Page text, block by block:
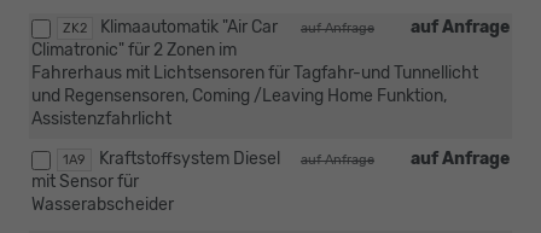
ZK2 auf Anfrage
auf Anfrage
Klimaautomatik "Air Car
Climatronic" für 2 Zonen im
Fahrerhaus mit Lichtsensoren für Tagfahr-und Tunnellicht
und Regensensoren, Coming /Leaving Home Funktion,
Assistenzfahrlicht
1A9 auf Anfrage
auf Anfrage
Kraftstoffsystem Diesel
mit Sensor für
Wasserabscheider